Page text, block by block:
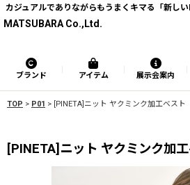
カジュアルでありながらもうまくキマる「新しい
MATSUBARA Co.,Ltd.
ブランド アイテム 展示会案内
TOP > P01 > [PINETA]ニット ヤクミンク加工ベスト
[PINETA]ニット ヤクミンク加